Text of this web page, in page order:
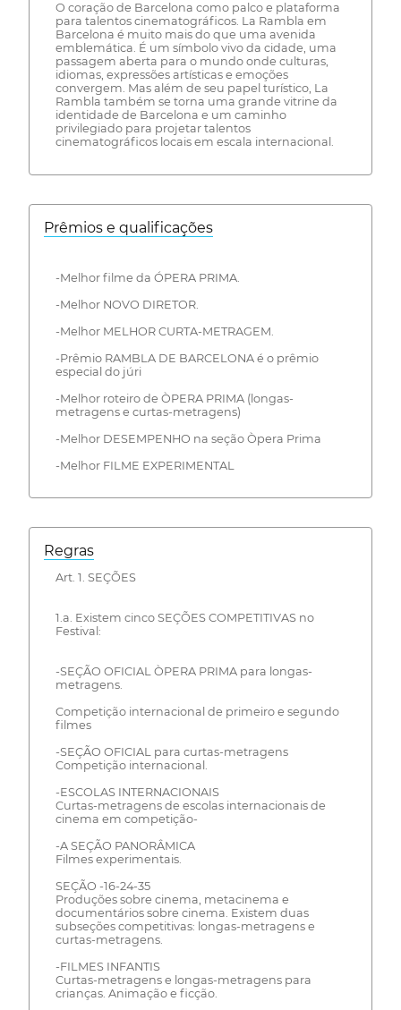
O coração de Barcelona como palco e plataforma
para talentos cinematográficos. La Rambla em
Barcelona é muito mais do que uma avenida
emblemática. É um símbolo vivo da cidade, uma
passagem aberta para o mundo onde culturas,
idiomas, expressões artísticas e emoções
convergem. Mas além de seu papel turístico, La
Rambla também se torna uma grande vitrine da
identidade de Barcelona e um caminho
privilegiado para projetar talentos
cinematográficos locais em escala internacional.
Prêmios e qualificações
-Melhor filme da ÓPERA PRIMA.
-Melhor NOVO DIRETOR.
-Melhor MELHOR CURTA-METRAGEM.
-Prêmio RAMBLA DE BARCELONA é o prêmio
especial do júri
-Melhor roteiro de ÒPERA PRIMA (longas-
metragens e curtas-metragens)
-Melhor DESEMPENHO na seção Òpera Prima
-Melhor FILME EXPERIMENTAL
Regras
Art. 1. SEÇÕES
1.a. Existem cinco SEÇÕES COMPETITIVAS no
Festival:
-SEÇÃO OFICIAL ÒPERA PRIMA para longas-
metragens.
Competição internacional de primeiro e segundo
filmes
-SEÇÃO OFICIAL para curtas-metragens
Competição internacional.
-ESCOLAS INTERNACIONAIS
Curtas-metragens de escolas internacionais de
cinema em competição-
-A SEÇÃO PANORÂMICA
Filmes experimentais.
SEÇÃO -16-24-35
Produções sobre cinema, metacinema e
documentários sobre cinema. Existem duas
subseções competitivas: longas-metragens e
curtas-metragens.
-FILMES INFANTIS
Curtas-metragens e longas-metragens para
crianças. Animação e ficção.